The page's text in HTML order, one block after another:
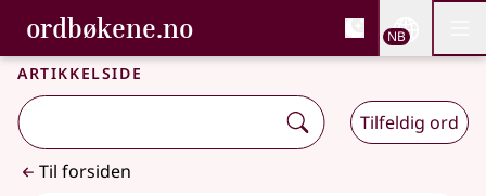
Gå til hovedinnhold
Tilgjengelighet
ordbøkene.no, Bokmålsordboka og
Bokmålsordboka og Nynorskordboka
NB
Artikkelside
Tilfeldig ord
Til forsiden